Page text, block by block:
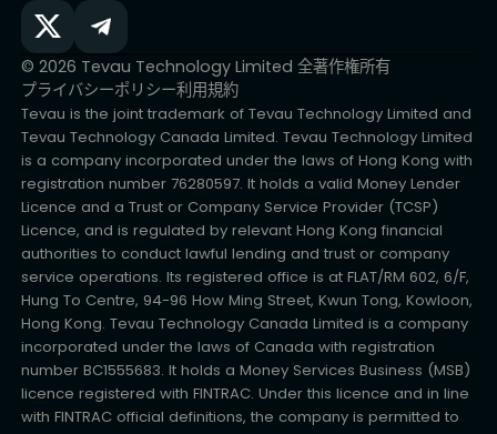
© 2026 Tevau Technology Limited 全著作権所有
プライバシーポリシー利用規約
Tevau is the joint trademark of Tevau Technology Limited and
Tevau Technology Canada Limited. Tevau Technology Limited
is a company incorporated under the laws of Hong Kong with
registration number 76280597. It holds a valid Money Lender
Licence and a Trust or Company Service Provider (TCSP)
Licence, and is regulated by relevant Hong Kong financial
authorities to conduct lawful lending and trust or company
service operations. Its registered office is at FLAT/RM 602, 6/F,
Hung To Centre, 94-96 How Ming Street, Kwun Tong, Kowloon,
Hong Kong. Tevau Technology Canada Limited is a company
incorporated under the laws of Canada with registration
number BC1555683. It holds a Money Services Business (MSB)
licence registered with FINTRAC. Under this licence and in line
with FINTRAC official definitions, the company is permitted to